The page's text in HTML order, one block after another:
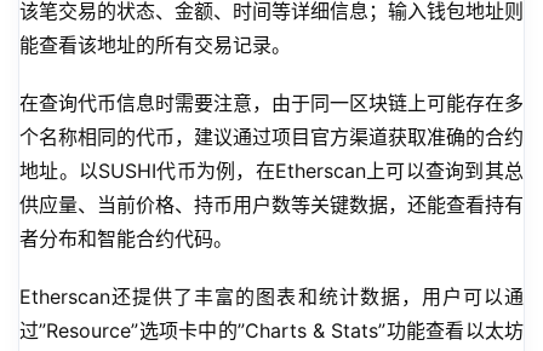
该笔交易的状态、金额、时间等详细信息；输入钱包地址则
能查看该地址的所有交易记录。
在查询代币信息时需要注意，由于同一区块链上可能存在多
个名称相同的代币，建议通过项目官方渠道获取准确的合约
地址。以SUSHI代币为例，在Etherscan上可以查询到其总
供应量、当前价格、持币用户数等关键数据，还能查看持有
者分布和智能合约代码。
Etherscan还提供了丰富的图表和统计数据，用户可以通
过”Resource”选项卡中的”Charts & Stats”功能查看以太坊